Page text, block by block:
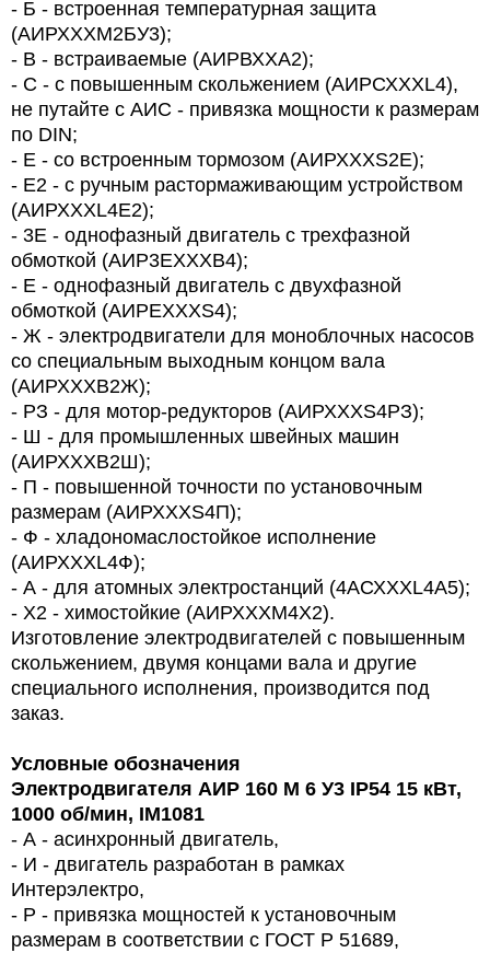
- Б - встроенная температурная защита
(АИРХХХМ2БУ3);
- В - встраиваемые (АИРВХХА2);
- С - с повышенным скольжением (АИРСХХХL4),
не путайте с АИС - привязка мощности к размерам
по DIN;
- Е - со встроенным тормозом (АИРХХХS2Е);
- Е2 - с ручным растормаживающим устройством
(АИРХХХL4Е2);
- 3Е - однофазный двигатель с трехфазной
обмоткой (АИР3ЕХХХВ4);
- Е - однофазный двигатель с двухфазной
обмоткой (АИРЕХХХS4);
- Ж - электродвигатели для моноблочных насосов
со специальным выходным концом вала
(АИРХХХВ2Ж);
- РЗ - для мотор-редукторов (АИРХХХS4РЗ);
- Ш - для промышленных швейных машин
(АИРХХХВ2Ш);
- П - повышенной точности по установочным
размерам (АИРХХХS4П);
- Ф - хладономаслостойкое исполнение
(АИРХХХL4Ф);
- А - для атомных электростанций (4АСХХХL4А5);
- Х2 - химостойкие (АИРХХХМ4Х2).
Изготовление электродвигателей с повышенным
скольжением, двумя концами вала и другие
специального исполнения, производится под
заказ.
Условные обозначения
Электродвигателя АИР 160 M 6 У3 IP54 15 кВт,
1000 об/мин, IM1081
- А - асинхронный двигатель,
- И - двигатель разработан в рамках
Интерэлектро,
- Р - привязка мощностей к установочным
размерам в соответствии с ГОСТ Р 51689,